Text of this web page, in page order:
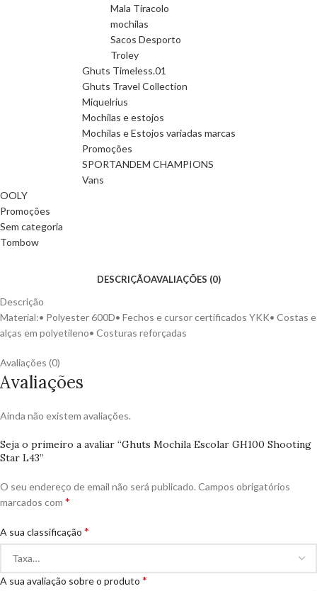
Mala Tiracolo
mochilas
Sacos Desporto
Troley
Ghuts Timeless.01
Ghuts Travel Collection
Miquelrius
Mochilas e estojos
Mochilas e Estojos variadas marcas
Promoções
SPORTANDEM CHAMPIONS
Vans
OOLY
Promoções
Sem categoria
Tombow
DESCRIÇÃOAVALIAÇÕES (0)
Descrição
Material:• Polyester 600D• Fechos e cursor certificados YKK• Costas e
alças em polyetileno• Costuras reforçadas
Avaliações (0)
Avaliações
Ainda não existem avaliações.
Seja o primeiro a avaliar “Ghuts Mochila Escolar GH100 Shooting
Star L43”
O seu endereço de email não será publicado. Campos obrigatórios
marcados com *
A sua classificação *
A sua avaliação sobre o produto *